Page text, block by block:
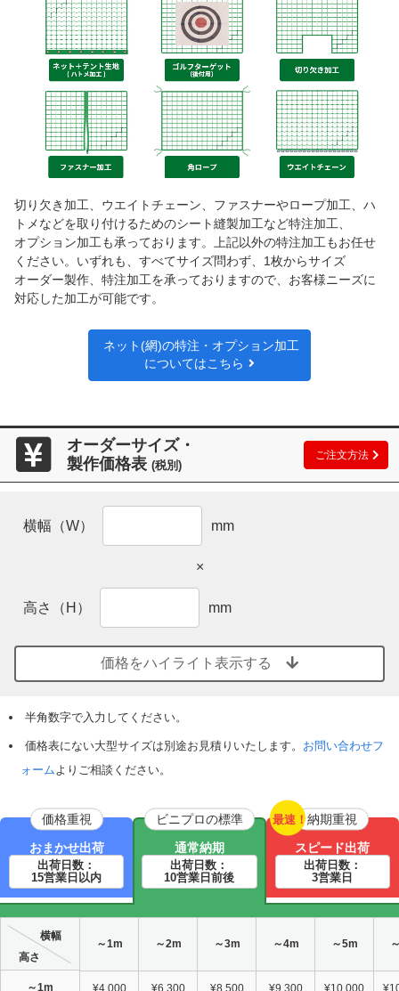
切り欠き加工、ウエイトチェーン、ファスナーやロープ加工、ハ
トメなどを取り付けるためのシート縫製加工など特注加工、
オプション加工も承っております。上記以外の特注加工もお任せ
ください。いずれも、すべてサイズ問わず、1枚からサイズ
オーダー製作、特注加工を承っておりますので、お客様ニーズに
対応した加工が可能です。
ネット(網)の特注・オプション加工
についてはこちら
オーダーサイズ・
製作価格表 (税別)
ご注文方法
横幅（W） mm
×
高さ（H） mm
価格をハイライト表示する
半角数字で入力してください。
価格表にない大型サイズは別途お見積りいたします。 お問い合わせフ
ォームよりご相談ください。
価格重視
おまかせ出荷
出荷日数：
15営業日以内
ビニプロの標準
通常納期
出荷日数：
10営業日前後
最速！納期重視
スピード出荷
出荷日数：
3営業日
横幅
高さ
～1m ～2m ～3m ～4m ～5m
～1m